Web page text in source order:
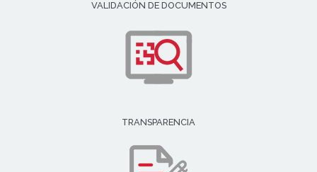
VALIDACIÓN DE DOCUMENTOS
TRANSPARENCIA